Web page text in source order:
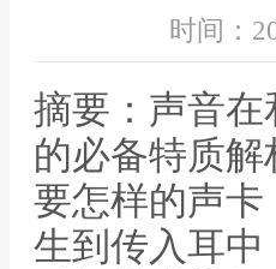
时间：
摘要：声音
的必备特质
要怎样的声
生到传入耳